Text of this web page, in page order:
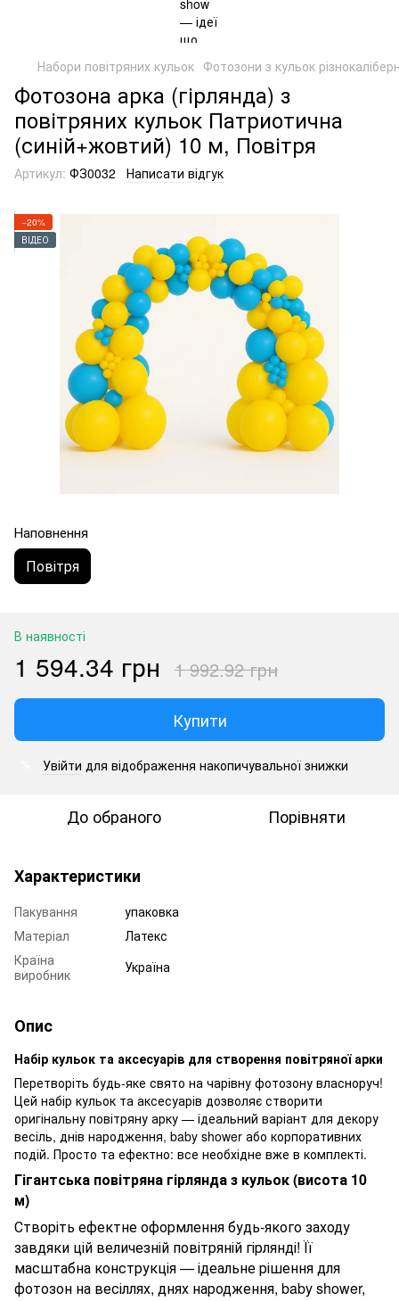
Набори повітряних кульок Фотозони з кульок
Фотозона арка (гірлянда) з
повітряних кульок Патриотична
(синій+жовтий) 10 м, Повітря
Артикул: ФЗ0032 Написати відгук
−20%
ВІДЕО
Наповнення
Повітря
В наявності
1 594.34 грн 1 992.92 грн
Купити
Увійти для відображення накопичувальної знижки
До обраного Порівняти
Характеристики
Пакування
упаковка
Матеріал
Латекс
Країна
виробник
Україна
Опис
Набір кульок та аксесуарів для створення повітряної арки
Перетворіть будь-яке свято на чарівну фотозону власноруч!
Цей набір кульок та аксесуарів дозволяє створити
оригінальну повітряну арку — ідеальний варіант для декору
весіль, днів народження, baby shower або корпоративних
подій. Просто та ефектно: все необхідне вже в комплекті.
Гігантська повітряна гірлянда з кульок (висота 10
м)
Створіть ефектне оформлення будь-якого заходу
завдяки цій величезній повітряній гірлянді! Її
масштабна конструкція — ідеальне рішення для
фотозон на весіллях, днях народження, baby shower,